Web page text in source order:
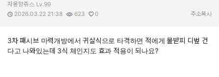
작성자:
자몽향쥬스 Lv.99
작성일:
2026.03.22 21:38
조회수:
623
추천수:
0 주소복사
3차 패시브 마력개방에서 귀살식으로 타격하면 적에게 물받피 디벞 건
다고 나와있는데 3식 체인지도 효과 적용이 되나요?